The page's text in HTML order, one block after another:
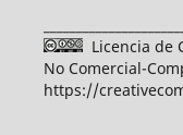
Licencia de
No Comercial-
https://